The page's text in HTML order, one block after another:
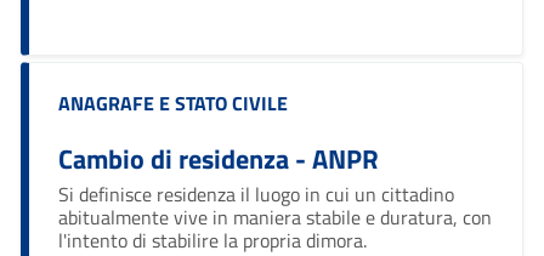
Categoria:
ANAGRAFE E STATO CIVILE
Cambio di residenza - ANPR
Si definisce residenza il luogo in cui un cittadino
abitualmente vive in maniera stabile e duratura, con
l'intento di stabilire la propria dimora.